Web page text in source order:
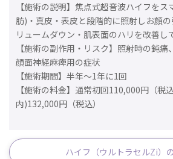
【施術の説明】焦点式超音波ハイフを
肪)・真皮・表皮と段階的に照射しお顔
リュームダウン・肌表面のハリを改善し
【施術の副作用・リスク】照射時の鈍
顔面神経麻痺用の症状
【施術期間】半年～1年に1回
【施術の料金】通常初回110,000円（税
内)132,000円（税込）
ハイフ（ウルトラセルZi）